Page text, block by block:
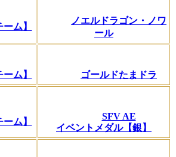
ム】
ノエルドラゴン・ノワ
ール
ム】 ゴールドたまドラ
ム】
SFV AE
イベントメダル【銀】